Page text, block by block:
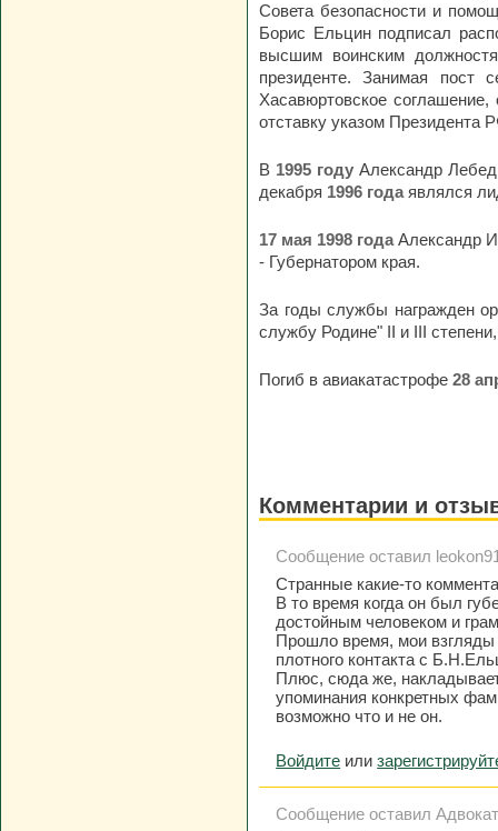
Совета безопасности и
Борис Ельцин подписал
высшим воинским
президенте. Занимая пост
Хасавюртовское
отставку указом Президента
В 1995 году Александр
декабря 1996 года являлся
17 мая 1998 года Александр
- Губернатором края.
За годы службы награжден
службу Родине" II и III
Погиб в авиакатастрофе 28
Комментарии и
Сообщение оставил
Странные какие-то
В то время когда он был
достойным человеком и
Прошло время, мои взгляды
плотного контакта с
Плюс, сюда же,
упоминания конкретных
возможно что и не он.
Войдите или
Сообщение оставил